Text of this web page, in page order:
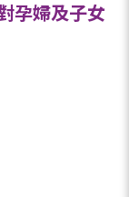
孕婦及子女